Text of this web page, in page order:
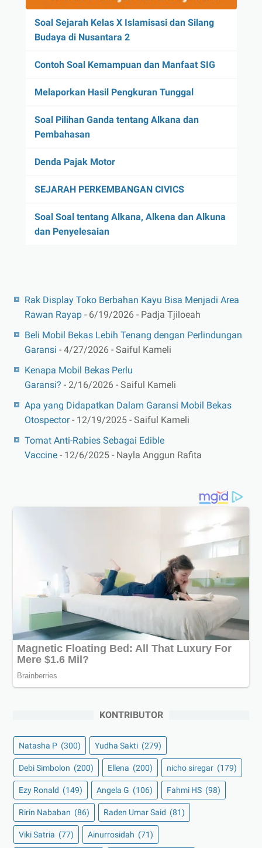
Soal Sejarah Kelas X Islamisasi dan Silang
Budaya di Nusantara 2
Contoh Soal Kemampuan dan Manfaat SIG
Melaporkan Hasil Pengkuran Tunggal
Soal Pilihan Ganda tentang Alkana dan
Pembahasan
Denda Pajak Motor
SEJARAH PERKEMBANGAN CIVICS
Soal Soal tentang Alkana, Alkena dan Alkuna
dan Penyelesaian
Rak Display Toko Berbahan Kayu Bisa Menjadi Area
Rawan Rayap - 6/19/2026 - Padja Tjiloeah
Beli Mobil Bekas Lebih Tenang dengan Perlindungan
Garansi - 4/27/2026 - Saiful Kameli
Kenapa Mobil Bekas Perlu
Garansi? - 2/16/2026 - Saiful Kameli
Apa yang Didapatkan Dalam Garansi Mobil Bekas
Otospector- 12/19/2025 - Saiful Kameli
Tomat Anti-Rabies Sebagai Edible
Vaccine - 12/6/2025 - Nayla Anggun Rafita
KONTRIBUTOR
Natasha P (300) Yudha Sakti (279)
Debi Simbolon (200) Ellena (200) nicho siregar (179)
Ezy Ronald (149) Angela G (106) Fahmi HS (98)
Ririn Nababan (86) Raden Umar Said (81)
Viki Satria (77) Ainurrosidah (71)